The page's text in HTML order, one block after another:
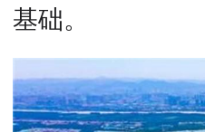
基础。